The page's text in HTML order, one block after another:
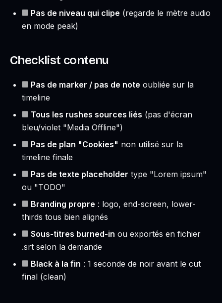
Pas de niveau qui clipe (regarde le mètre audio
en mode peak)
Checklist contenu
Pas de marker / pas de note oubliée sur la
timeline
Tous les rushes sources liés (pas d'écran
bleu/violet "Media Offline")
Pas de plan "Cookies" non utilisé sur la
timeline finale
Pas de texte placeholder type "Lorem ipsum"
ou "TODO"
Branding propre : logo, end-screen, lower-
thirds tous bien alignés
Sous-titres burned-in ou exportés en fichier
.srt selon la demande
Black à la fin : 1 seconde de noir avant le cut
final (clean)